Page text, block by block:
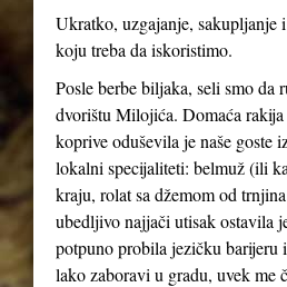
Ukratko, uzgajanje, sakupljanje
koju treba da iskoristimo.
Posle berbe biljaka, seli smo da
dvorištu Milojića. Domaća
koprive oduševila je naše goste
lokalni specijaliteti: belmuž (ili
kraju, rolat sa džemom od
ubedljivo najjači utisak ostavila
potpuno probila jezičku barijeru
lako zaboravi u gradu, uvek me